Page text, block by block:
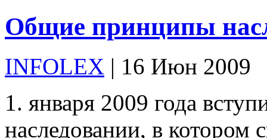
Общие принципы
INFOLEX | 16 Июн 2009
1. января 2009 года
наследовании, в котором